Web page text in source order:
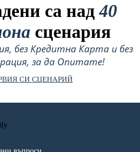
са над40
сценария
без Кредитна Карта и без
за да Опитате!
СИ СЦЕНАРИЙ